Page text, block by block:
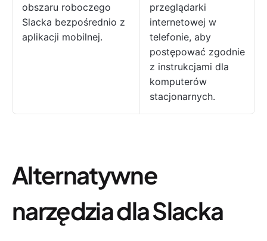
obszaru roboczego
Slacka bezpośrednio z
aplikacji mobilnej.
przeglądarki
internetowej w
telefonie, aby
postępować zgodnie
z instrukcjami dla
komputerów
stacjonarnych.
Alternatywne
narzędzia dla Slacka